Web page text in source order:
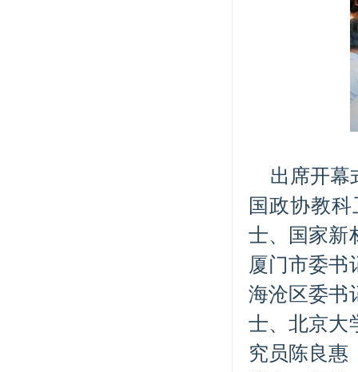
出席开幕
国政协教
士、国家新
厦门市委书
海沧区委书
士、北京大
究员陈良惠